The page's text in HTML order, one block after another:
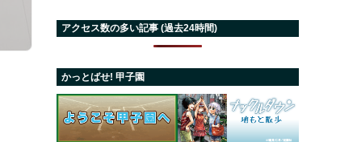
アクセス数の多い記事 (過去24時間)
かっとばせ! 甲子園